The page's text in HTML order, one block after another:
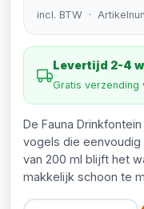
incl. BTW ·
Levertijd 2-4
Gratis verzending
De Fauna
vogels die eenvoudig
van 200 ml blijft het
makkelijk schoon te